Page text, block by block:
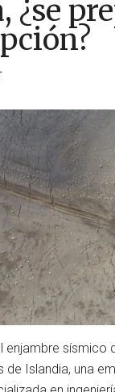
¿se
enjambre sísmico
de Islandia, una